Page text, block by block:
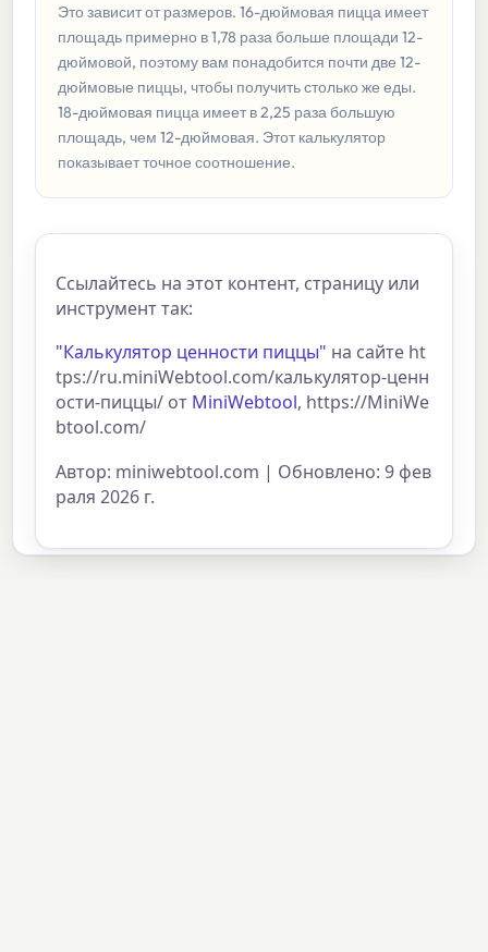
Это зависит от размеров. 16-дюймовая пицца имеет
площадь примерно в 1,78 раза больше площади 12-
дюймовой, поэтому вам понадобится почти две 12-
дюймовые пиццы, чтобы получить столько же еды.
18-дюймовая пицца имеет в 2,25 раза большую
площадь, чем 12-дюймовая. Этот калькулятор
показывает точное соотношение.
Ссылайтесь на этот контент, страницу или
инструмент так:
"Калькулятор ценности пиццы" на сайте ht
tps://ru.miniWebtool.com/калькулятор-ценн
ости-пиццы/ от MiniWebtool, https://MiniWe
btool.com/
Автор: miniwebtool.com | Обновлено: 9 фев
раля 2026 г.